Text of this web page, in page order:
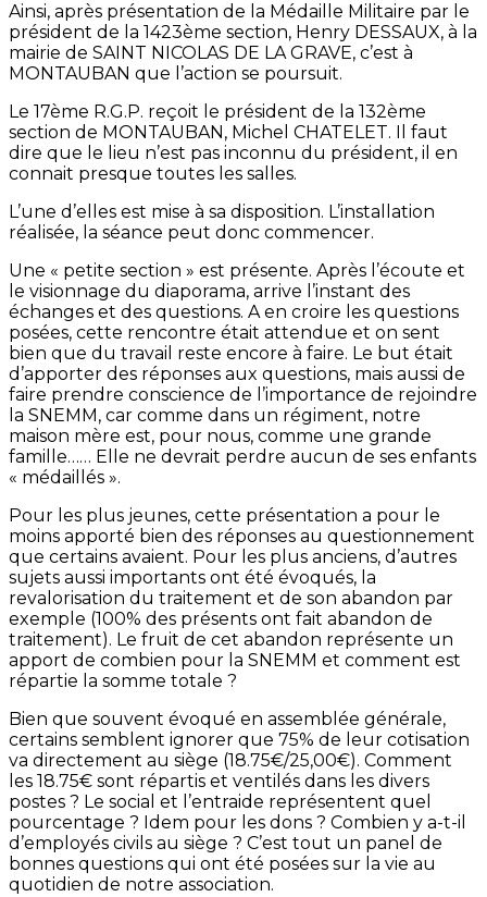
Ainsi, après présentation de la Médaille Militaire par le
président de la 1423ème section, Henry DESSAUX, à la
mairie de SAINT NICOLAS DE LA GRAVE, c’est à
MONTAUBAN que l’action se poursuit.
Le 17ème R.G.P. reçoit le président de la 132ème
section de MONTAUBAN, Michel CHATELET. Il faut
dire que le lieu n’est pas inconnu du président, il en
connait presque toutes les salles.
L’une d’elles est mise à sa disposition. L’installation
réalisée, la séance peut donc commencer.
Une « petite section » est présente. Après l’écoute et
le visionnage du diaporama, arrive l’instant des
échanges et des questions. A en croire les questions
posées, cette rencontre était attendue et on sent
bien que du travail reste encore à faire. Le but était
d’apporter des réponses aux questions, mais aussi de
faire prendre conscience de l’importance de rejoindre
la SNEMM, car comme dans un régiment, notre
maison mère est, pour nous, comme une grande
famille…… Elle ne devrait perdre aucun de ses enfants
« médaillés ».
Pour les plus jeunes, cette présentation a pour le
moins apporté bien des réponses au questionnement
que certains avaient. Pour les plus anciens, d’autres
sujets aussi importants ont été évoqués, la
revalorisation du traitement et de son abandon par
exemple (100% des présents ont fait abandon de
traitement). Le fruit de cet abandon représente un
apport de combien pour la SNEMM et comment est
répartie la somme totale ?
Bien que souvent évoqué en assemblée générale,
certains semblent ignorer que 75% de leur cotisation
va directement au siège (18.75€/25,00€). Comment
les 18.75€ sont répartis et ventilés dans les divers
postes ? Le social et l’entraide représentent quel
pourcentage ? Idem pour les dons ? Combien y a-t-il
d’employés civils au siège ? C’est tout un panel de
bonnes questions qui ont été posées sur la vie au
quotidien de notre association.